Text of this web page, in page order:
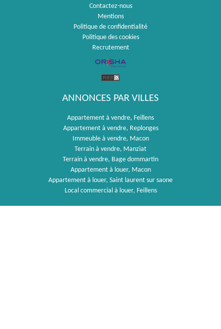
Contactez-nous
Mentions
Politique de confidentialité
Politique des cookies
Recrutement
ANNONCES PAR VILLES
Appartement à vendre, Feillens
Appartement à vendre, Replonges
Immeuble à vendre, Macon
Terrain à vendre, Manziat
Terrain à vendre, Bage dommartin
Appartement à louer, Macon
Appartement à louer, Saint laurent sur saone
Local commercial à louer, Feillens